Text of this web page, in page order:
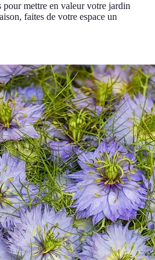
pour mettre en valeur votre jardin
faites de votre espace un